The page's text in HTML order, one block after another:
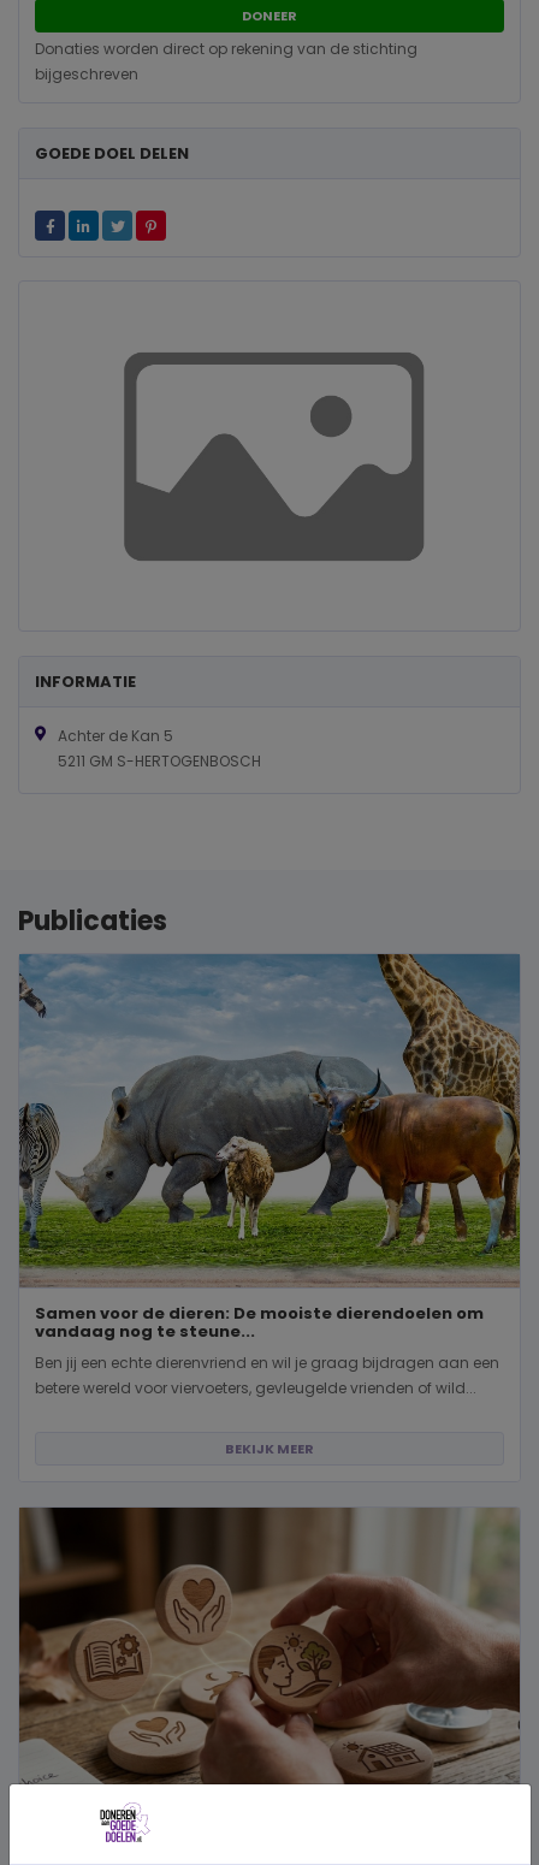
DONEER
Donaties worden direct op rekening van de stichting
bijgeschreven
GOEDE DOEL DELEN
INFORMATIE
Achter de Kan 5
5211 GM S-HERTOGENBOSCH
Publicaties
Samen voor de dieren: De mooiste dierendoelen om
vandaag nog te steune...
Ben jij een echte dierenvriend en wil je graag bijdragen aan een
betere wereld voor viervoeters, gevleugelde vrienden of wild...
BEKIJK MEER